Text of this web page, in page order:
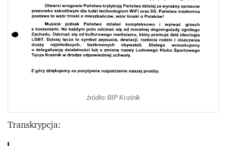
źródło: BIP Kraśnik
Transkrypcja: